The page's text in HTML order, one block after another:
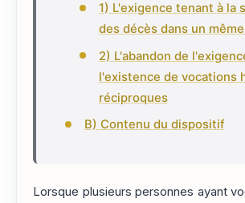
1) L'exigence tenant à la
des décès dans un
2) L'abandon de
l'existence de vocations
réciproques
B) Contenu du dispositif
Lorsque plusieurs personnes ayant